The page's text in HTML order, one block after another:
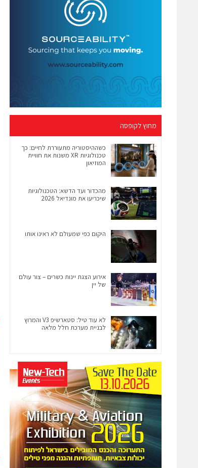
מחוץ לקופסה
כשההיסטוריה מתעוררת לחיים: כך
טכנולוגיות XR משנות את חוויית
המוזיאון
מהכדור ועד הדשא: הטכנולוגיות
שיכריעו את מונדיאל 2026
היקום כפי שמעולם לא ראינו אותו
אירוע הצגת יינות כשרים – צור עולם
של יין
לא עוד טיל: סטארשיפ V3 והמרוץ
לבניית מערכת חלל מלאה